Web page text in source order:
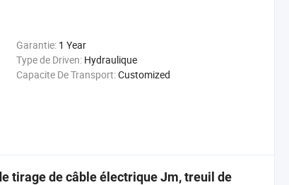
Garantie: 1 Year
Type de Driven: Hydraulique
Capacite De Transport:Customized
tirage de câble électrique Jm, treuil de